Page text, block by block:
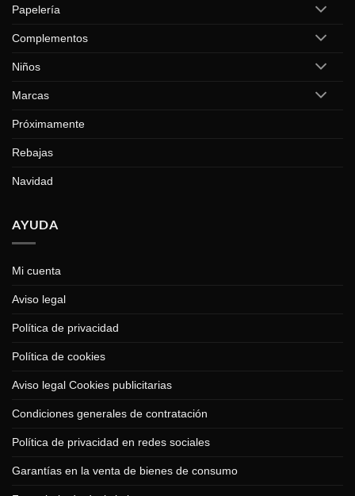
Papelería
Complementos
Niños
Marcas
Próximamente
Rebajas
Navidad
AYUDA
Mi cuenta
Aviso legal
Política de privacidad
Política de cookies
Aviso legal Cookies publicitarias
Condiciones generales de contratación
Política de privacidad en redes sociales
Garantías en la venta de bienes de consumo